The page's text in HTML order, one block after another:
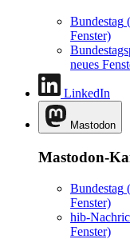
Bundestag
Fenster)
neues
LinkedIn
Mastodon
Mastodon-
Bundestag
Fenster)
hib-
Fenster)